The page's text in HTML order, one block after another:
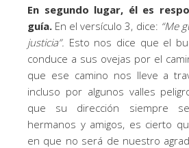
En segundo lugar, él es
guía. En el versículo 3, dice: “Me
justicia”. Esto nos dice que el
conduce a sus ovejas por el
que ese camino nos lleve a
incluso por algunos valles
que su dirección siempre
hermanos y amigos, es cierto
en que no será de nuestro